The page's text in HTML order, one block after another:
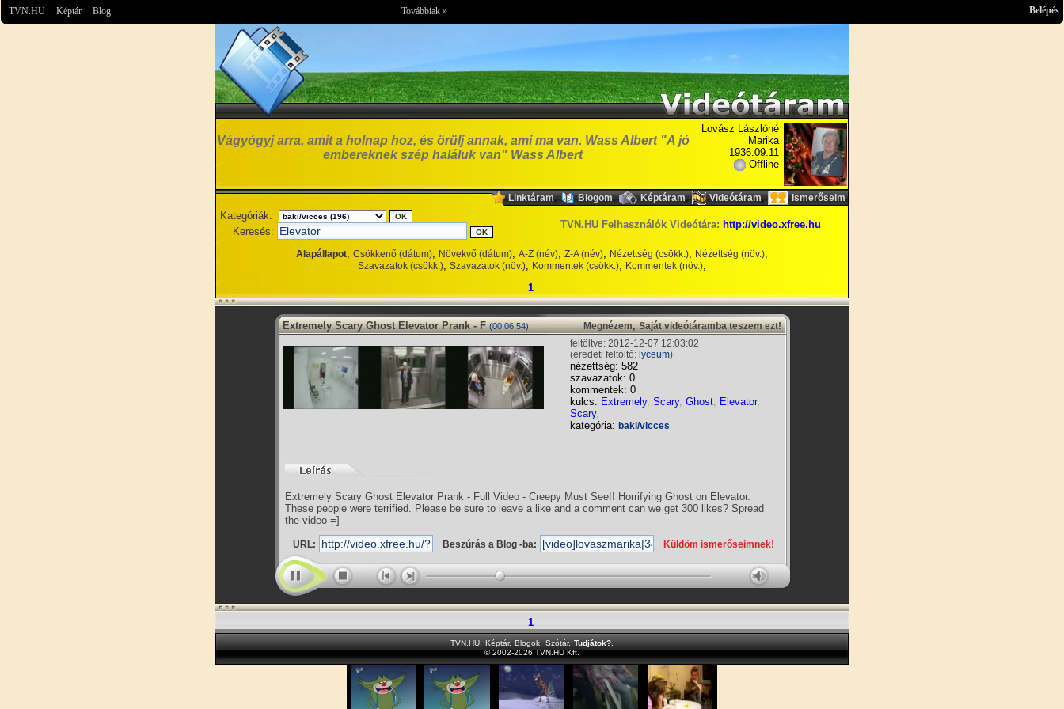
TVN.HU Képtár Blog Továbbiak » Belépés
Vágyógyj arra, amit a holnap hoz, és örülj annak, ami ma van. Wass Albert "A jó
embereknek szép haláluk van" Wass Albert
Lovász Lászlóné
Marika
1936.09.11
Offline
Linktáram, Blogom, Képtáram, Videótáram, Ismerőseim
Kategóriák:
Keresés:
TVN.HU Felhasználók Videótára: http://video.xfree.hu
Alapállapot, Csökkenő (dátum), Növekvő (dátum), A-Z (név), Z-A (név), Nézettség (csökk.), Nézettség (növ.),
Szavazatok (csökk.), Szavazatok (növ.), Kommentek (csökk.), Kommentek (növ.),
1
Extremely Scary Ghost Elevator Prank - F (00:06:54) Megnézem,Saját videótáramba teszem ezt!
feltöltve: 2012-12-07 12:03:02
(eredeti feltöltő: lyceum)
nézettség: 582
szavazatok: 0
kommentek: 0
kulcs: Extremely, Scary, Ghost, Elevator,
Scary,
kategória: baki/vicces
Extremely Scary Ghost Elevator Prank - Full Video - Creepy Must See!! Horrifying Ghost on Elevator.
These people were terrified. Please be sure to leave a like and a comment can we get 300 likes? Spread
the video =]
URL: Beszúrás a Blog -ba: Küldöm ismerőseimnek!
1
TVN.HU Képtár, Blogok Szótár, Tudjátok?
© 2002-2026 TVN.HU Kft.